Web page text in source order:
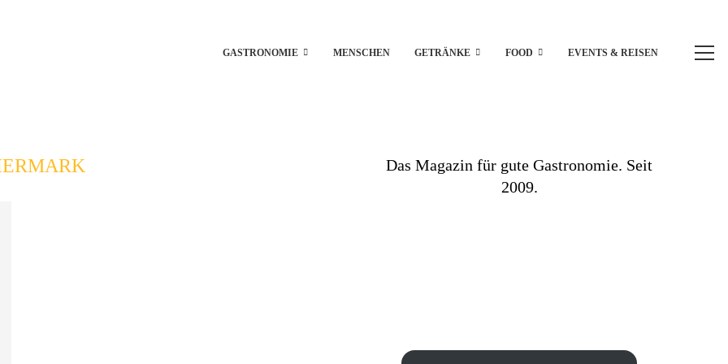
GASTRONOMIE MENSCHEN GETRÄNKE FOOD EVENTS & REISEN
Das Magazin für gute Gastronomie. Seit
2009.